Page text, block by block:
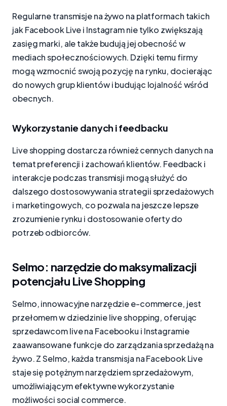
Regularne transmisje na żywo na platformach takich
jak Facebook Live i Instagram nie tylko zwiększają
zasięg marki, ale także budują jej obecność w
mediach społecznościowych. Dzięki temu firmy
mogą wzmocnić swoją pozycję na rynku, docierając
do nowych grup klientów i budując lojalność wśród
obecnych.
Wykorzystanie danych i feedbacku
Live shopping dostarcza również cennych danych na
temat preferencji i zachowań klientów. Feedback i
interakcje podczas transmisji mogą służyć do
dalszego dostosowywania strategii sprzedażowych
i marketingowych, co pozwala na jeszcze lepsze
zrozumienie rynku i dostosowanie oferty do
potrzeb odbiorców.
Selmo: narzędzie do maksymalizacji
potencjału Live Shopping
Selmo, innowacyjne narzędzie e-commerce, jest
przełomem w dziedzinie live shopping, oferując
sprzedawcom live na Facebooku i Instagramie
zaawansowane funkcje do zarządzania sprzedażą na
żywo. Z Selmo, każda transmisja na Facebook Live
staje się potężnym narzędziem sprzedażowym,
umożliwiającym efektywne wykorzystanie
możliwości social commerce.